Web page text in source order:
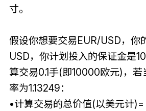
寸。
假设你想要交易EUR/USD，你
USD，你计划投入的保证金是
算交易0.1手(即10000欧元)，
率为1.13249：
•计算交易的总价值(以美元计